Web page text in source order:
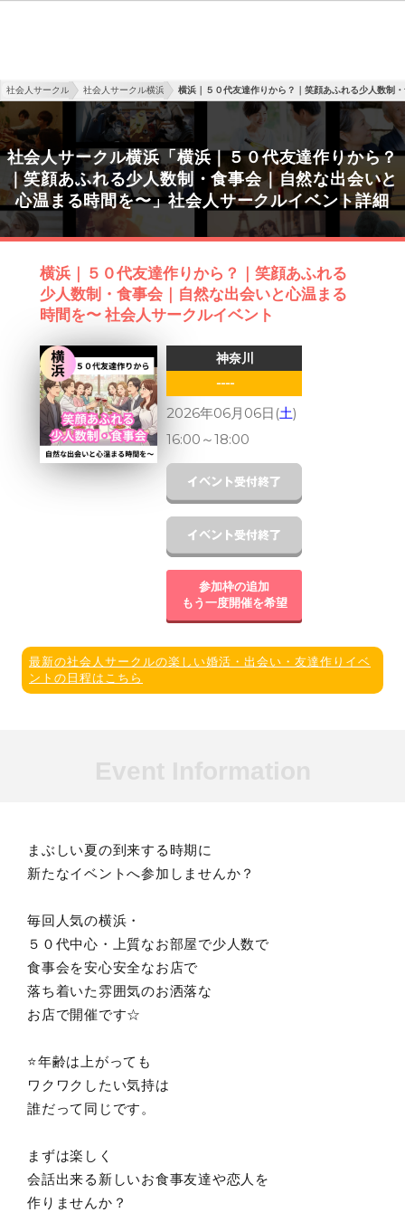
社会人サークル 社会人サークル横浜 横浜｜５０代友達作りから？｜笑顔あふれる少人数制
社会人サークル横浜「横浜｜５０代友達作りから？
｜笑顔あふれる少人数制・食事会｜自然な出会いと
心温まる時間を〜」社会人サークルイベント詳細
横浜｜５０代友達作りから？｜笑顔あふれる
少人数制・食事会｜自然な出会いと心温まる
時間を〜 社会人サークルイベント
神奈川
----
2026年06月06日(土)
16:00 ～18:00
参加枠の追加
もう一度開催を希望
最新の社会人サークルの楽しい婚活・出会い・友達作りイベ
ントの日程はこちら
まぶしい夏の到来する時期に
新たなイベントへ参加しませんか？
毎回人気の横浜・
５０代中心・上質なお部屋で少人数で
食事会を安心安全なお店で
落ち着いた雰囲気のお洒落な
お店で開催です☆
⭐️年齢は上がっても
ワクワクしたい気持は
誰だって同じです。
まずは楽しく
会話出来る新しいお食事友達や恋人を
作りませんか？